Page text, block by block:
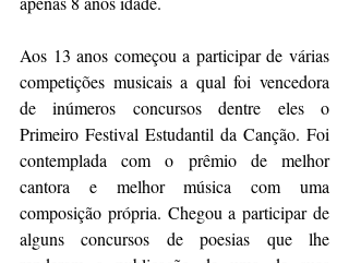
Aos 13 anos começou a participar de várias
competições musicais a qual foi vencedora
de inúmeros concursos dentre eles o
Primeiro Festival Estudantil da Canção. Foi
contemplada com o prêmio de melhor
cantora e melhor música com uma
composição própria. Chegou a participar de
alguns concursos de poesias que lhe